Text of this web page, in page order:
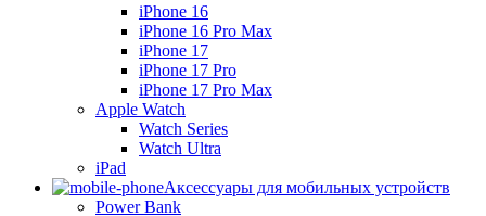
iPhone 16
iPhone 16 Pro Max
iPhone 17
iPhone 17 Pro
iPhone 17 Pro Max
Apple Watch
Watch Series
Watch Ultra
iPad
Аксессуары для мобильных устройств
Power Bank